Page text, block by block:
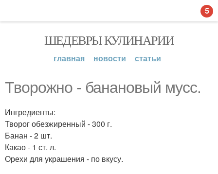
ШЕДЕВРЫ КУЛИНАРИИ
главная новости статьи
Творожно - банановый мусс.
Ингредиенты:
Творог обезжиренный - 300 г.
Банан - 2 шт.
Какао - 1 ст. л.
Орехи для украшения - по вкусу.
5